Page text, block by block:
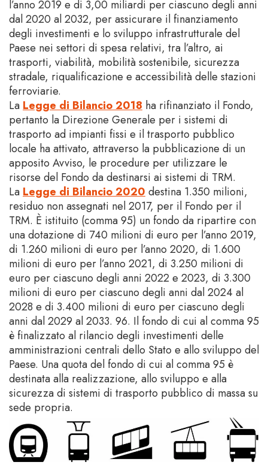
l’anno 2019 e di 3,00 miliardi per ciascuno degli anni
dal 2020 al 2032, per assicurare il finanziamento
degli investimenti e lo sviluppo infrastrutturale del
Paese nei settori di spesa relativi, tra l’altro, ai
trasporti, viabilità, mobilità sostenibile, sicurezza
stradale, riqualificazione e accessibilità delle stazioni
ferroviarie.
La Legge di Bilancio 2018 ha rifinanziato il Fondo,
pertanto la Direzione Generale per i sistemi di
trasporto ad impianti fissi e il trasporto pubblico
locale ha attivato, attraverso la pubblicazione di un
apposito Avviso, le procedure per utilizzare le
risorse del Fondo da destinarsi ai sistemi di TRM.
La Legge di Bilancio 2020 destina 1.350 milioni,
residuo non assegnati nel 2017, per il Fondo per il
TRM. È istituito (comma 95) un fondo da ripartire con
una dotazione di 740 milioni di euro per l’anno 2019,
di 1.260 milioni di euro per l’anno 2020, di 1.600
milioni di euro per l’anno 2021, di 3.250 milioni di
euro per ciascuno degli anni 2022 e 2023, di 3.300
milioni di euro per ciascuno degli anni dal 2024 al
2028 e di 3.400 milioni di euro per ciascuno degli
anni dal 2029 al 2033. 96. Il fondo di cui al comma 95
è finalizzato al rilancio degli investimenti delle
amministrazioni centrali dello Stato e allo sviluppo del
Paese. Una quota del fondo di cui al comma 95 è
destinata alla realizzazione, allo sviluppo e alla
sicurezza di sistemi di trasporto pubblico di massa su
sede propria.